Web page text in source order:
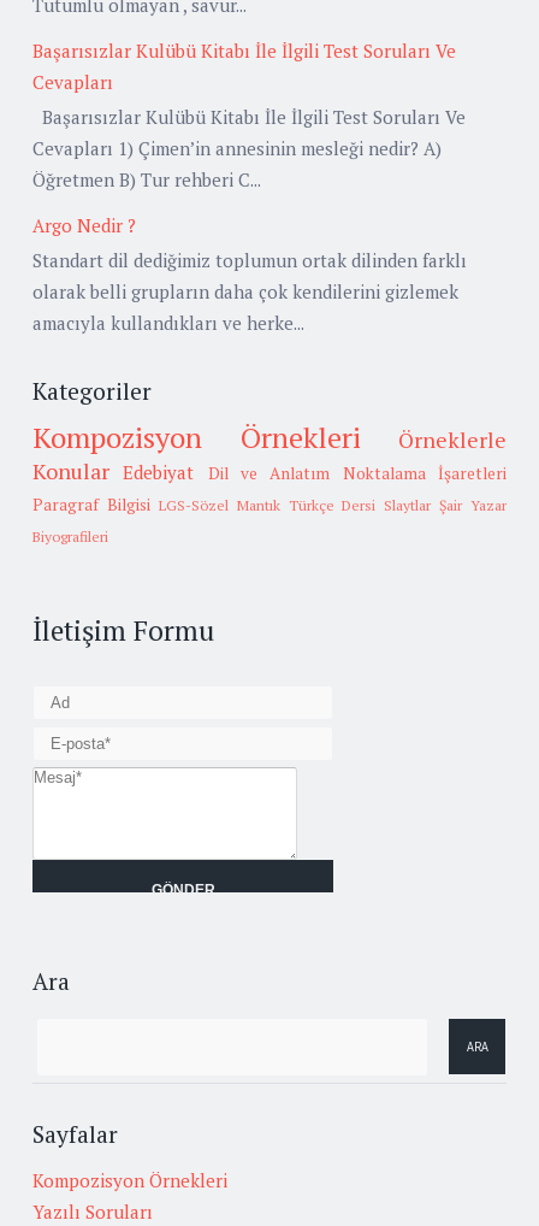
Başarısızlar Kulübü Kitabı İle İlgili Test Soruları Ve
Cevapları
Başarısızlar Kulübü Kitabı İle İlgili Test Soruları Ve
Cevapları 1) Çimen’in annesinin mesleği nedir? A)
Öğretmen B) Tur rehberi C...
Argo Nedir ?
Standart dil dediğimiz toplumun ortak dilinden farklı
olarak belli grupların daha çok kendilerini gizlemek
amacıyla kullandıkları ve herke...
Kategoriler
Kompozisyon Örnekleri
Örneklerle
Konular Edebiyat Dil ve Anlatım
Noktalama İşaretleri
Paragraf Bilgisi LGS-Sözel Mantık Türkçe Dersi Slaytlar Şair Yazar
Biyografileri
İletişim Formu
Ara
Sayfalar
Kompozisyon Örnekleri
Yazılı Soruları